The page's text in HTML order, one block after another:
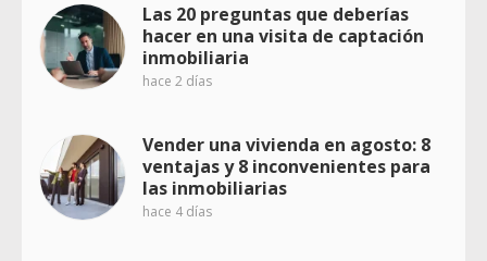
Las 20 preguntas que deberías
hacer en una visita de captación
inmobiliaria
hace 2 días
Vender una vivienda en agosto: 8
ventajas y 8 inconvenientes para
las inmobiliarias
hace 4 días